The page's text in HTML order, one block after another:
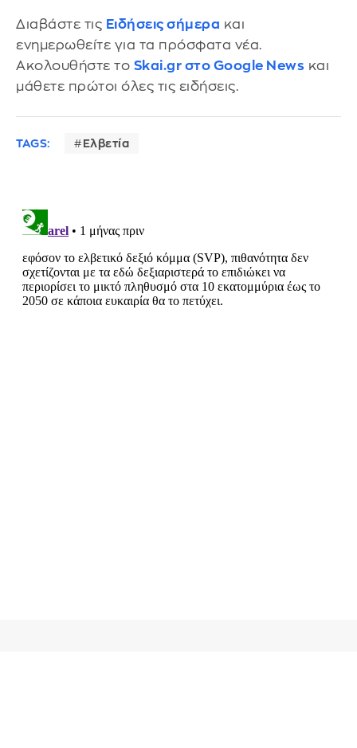
Διαβάστε τις Ειδήσεις σήμερα και
ενημερωθείτε για τα πρόσφατα νέα.
Ακολουθήστε το Skai.gr στο Google News και
μάθετε πρώτοι όλες τις ειδήσεις.
TAGS: Ελβετία